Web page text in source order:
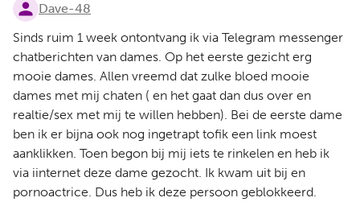
Dave-48
Sinds ruim 1 week ontontvang ik via Telegram messenger
chatberichten van dames. Op het eerste gezicht erg
mooie dames. Allen vreemd dat zulke bloed mooie
dames met mij chaten ( en het gaat dan dus over en
realtie/sex met mij te willen hebben). Bei de eerste dame
ben ik er bijna ook nog ingetrapt tofik een link moest
aanklikken. Toen begon bij mij iets te rinkelen en heb ik
via iinternet deze dame gezocht. Ik kwam uit bij en
pornoactrice. Dus heb ik deze persoon geblokkeerd.